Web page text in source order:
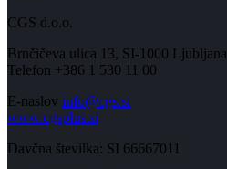
CGS d.o.o.
Brnčičeva ulica 13, SI-1000 Ljubljana
Telefon +386 1 530 11 00
E-naslov info@cgs.si
www.cgsplus.si
Davčna številka: SI 66667011